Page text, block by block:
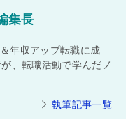
集長
年収アップ転職に成
、転職活動で学んだノ
執筆記事一覧